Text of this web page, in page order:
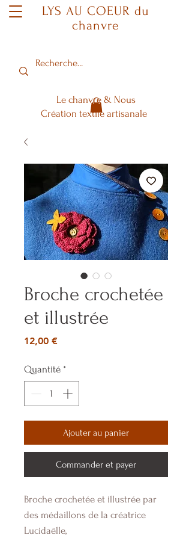
LYS AU COEUR du
chanvre
Le chanvre & Nous
Création textile artisanale
Broche crochetée
et illustrée
12,00 €Prix
Quantité *
Ajouter au panier
Commander et payer
Broche crochetée et illustrée par
des médaillons de la créatrice
Lucidaëlle,